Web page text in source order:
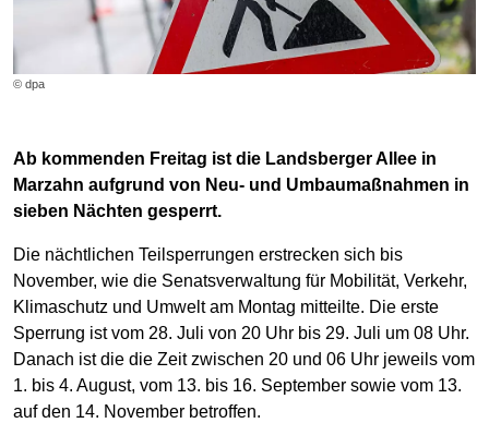
© dpa
Ab kommenden Freitag ist die Landsberger Allee in
Marzahn aufgrund von Neu- und Umbaumaßnahmen in
sieben Nächten gesperrt.
Die nächtlichen Teilsperrungen erstrecken sich bis
November, wie die Senatsverwaltung für Mobilität, Verkehr,
Klimaschutz und Umwelt am Montag mitteilte. Die erste
Sperrung ist vom 28. Juli von 20 Uhr bis 29. Juli um 08 Uhr.
Danach ist die die Zeit zwischen 20 und 06 Uhr jeweils vom
1. bis 4. August, vom 13. bis 16. September sowie vom 13.
auf den 14. November betroffen.